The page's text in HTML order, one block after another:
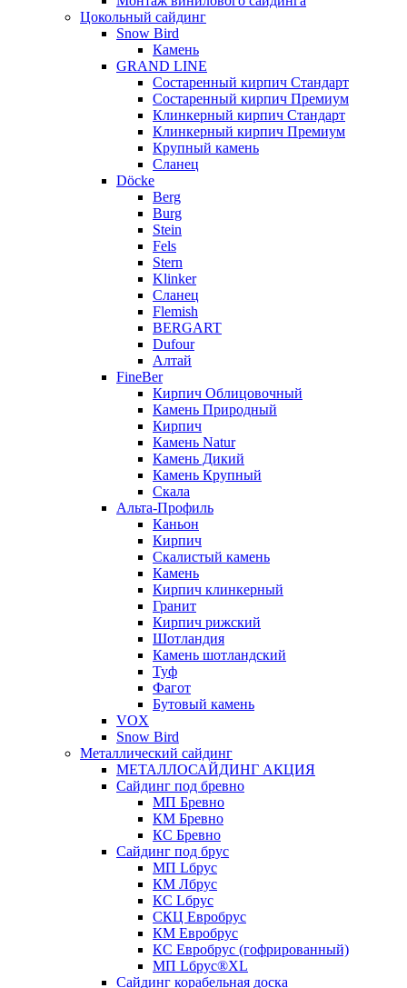
Цокольный сайдинг
Snow Bird
Камень
GRAND LINE
Состаренный кирпич Стандарт
Состаренный кирпич Премиум
Клинкерный кирпич Стандарт
Клинкерный кирпич Премиум
Крупный камень
Сланец
Döcke
Berg
Burg
Stein
Fels
Stern
Klinker
Сланец
Flemish
BERGART
Dufour
Алтай
FineBer
Кирпич Облицовочный
Камень Природный
Кирпич
Камень Natur
Камень Дикий
Камень Крупный
Скала
Альта-Профиль
Каньон
Кирпич
Скалистый камень
Камень
Кирпич клинкерный
Гранит
Кирпич рижский
Шотландия
Камень шотландский
Туф
Фагот
Бутовый камень
VOX
Snow Bird
Металлический сайдинг
МЕТАЛЛОСАЙДИНГ АКЦИЯ
Сайдинг под бревно
МП Бревно
КМ Бревно
КС Бревно
Сайдинг под брус
МП Lбрус
КМ Лбрус
КС Lбрус
СКЦ Евробрус
КМ Евробрус
КС Евробрус (гофрированный)
МП Lбрус®XL
Сайдинг корабельная доска